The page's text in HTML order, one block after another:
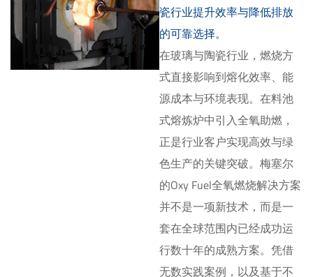
瓷行业提升效率与降低排放
的可靠选择。
在玻璃与陶瓷行业，燃烧方
式直接影响到熔化效率、能
源成本与环境表现。在料池
式熔炼炉中引入全氧助燃，
正是行业客户实现高效与绿
色生产的关键突破。梅塞尔
的Oxy Fuel全氧燃烧解决方案
并不是一项新技术，而是一
套在全球范围内已经成功运
行数十年的成熟方案。凭借
无数实践案例，以及基于不